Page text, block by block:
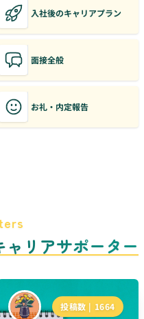
入社後のキャリアプラン
面接全般
お礼・内定報告
リアサポーター
投稿数 | 1664